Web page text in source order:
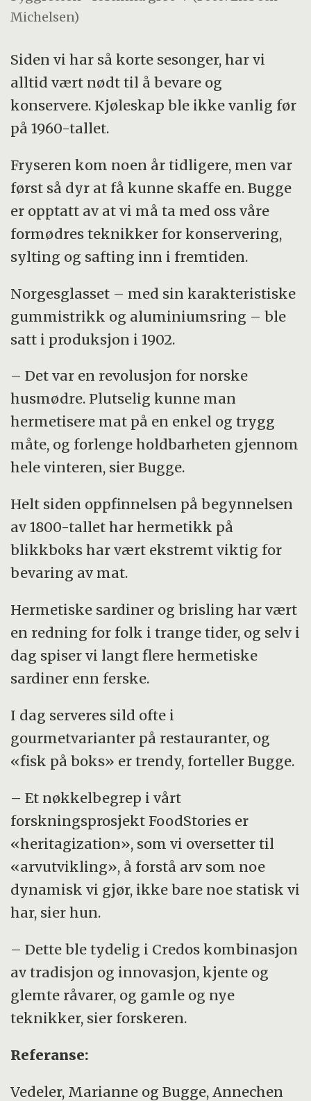
Michelsen)
Siden vi har så korte sesonger, har vi
alltid vært nødt til å bevare og
konservere. Kjøleskap ble ikke vanlig før
på 1960-tallet.
Fryseren kom noen år tidligere, men var
først så dyr at få kunne skaffe en. Bugge
er opptatt av at vi må ta med oss våre
formødres teknikker for konservering,
sylting og safting inn i fremtiden.
Norgesglasset – med sin karakteristiske
gummistrikk og aluminiumsring – ble
satt i produksjon i 1902.
– Det var en revolusjon for norske
husmødre. Plutselig kunne man
hermetisere mat på en enkel og trygg
måte, og forlenge holdbarheten gjennom
hele vinteren, sier Bugge.
Helt siden oppfinnelsen på begynnelsen
av 1800-tallet har hermetikk på
blikkboks har vært ekstremt viktig for
bevaring av mat.
Hermetiske sardiner og brisling har vært
en redning for folk i trange tider, og selv i
dag spiser vi langt flere hermetiske
sardiner enn ferske.
I dag serveres sild ofte i
gourmetvarianter på restauranter, og
«fisk på boks» er trendy, forteller Bugge.
– Et nøkkelbegrep i vårt
forskningsprosjekt FoodStories er
«heritagization», som vi oversetter til
«arvutvikling», å forstå arv som noe
dynamisk vi gjør, ikke bare noe statisk vi
har, sier hun.
– Dette ble tydelig i Credos kombinasjon
av tradisjon og innovasjon, kjente og
glemte råvarer, og gamle og nye
teknikker, sier forskeren.
Referanse:
Vedeler, Marianne og Bugge, Annechen